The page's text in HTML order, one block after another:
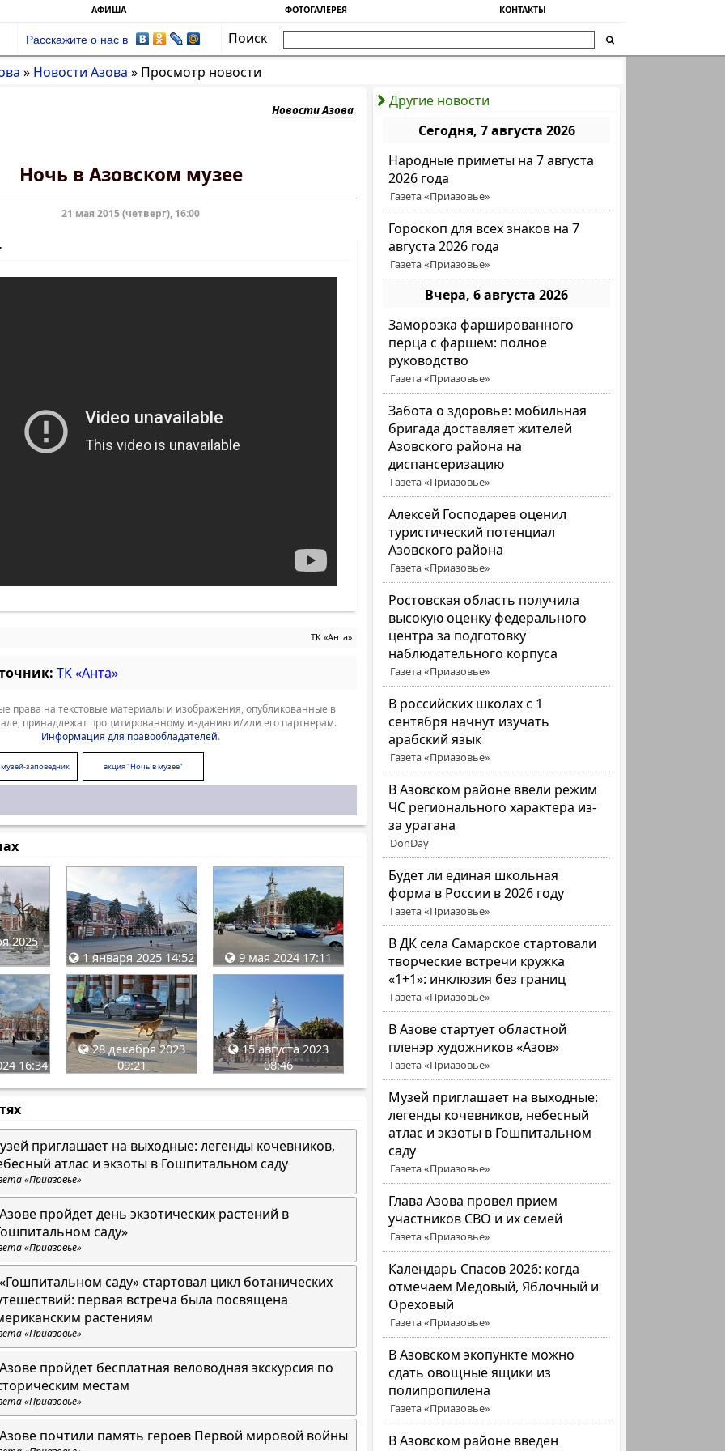
АФИША ФОТОГАЛЕРЕЯ КОНТАКТЫ
Расскажите о нас в
Поиск
» Новости Азова » Просмотр новости
Другие новости
Сегодня, 7 августа 2026
Народные приметы на 7 августа
2026 года
Газета «Приазовье»
Гороскоп для всех знаков на 7
августа 2026 года
Газета «Приазовье»
Вчера, 6 августа 2026
Заморозка фаршированного
перца с фаршем: полное
руководство
Газета «Приазовье»
Забота о здоровье: мобильная
бригада доставляет жителей
Азовского района на
диспансеризацию
Газета «Приазовье»
Алексей Господарев оценил
туристический потенциал
Азовского района
Газета «Приазовье»
Ростовская область получила
высокую оценку федерального
центра за подготовку
наблюдательного корпуса
Газета «Приазовье»
В российских школах с 1
сентября начнут изучать
арабский язык
Газета «Приазовье»
В Азовском районе ввели режим
ЧС регионального характера из-
за урагана
DonDay
Будет ли единая школьная
форма в России в 2026 году
Газета «Приазовье»
В ДК села Самарское стартовали
творческие встречи кружка
«1+1»: инклюзия без границ
Газета «Приазовье»
В Азове стартует областной
пленэр художников «Азов»
Газета «Приазовье»
Музей приглашает на выходные:
легенды кочевников, небесный
атлас и экзоты в Гошпитальном
саду
Газета «Приазовье»
Глава Азова провел прием
участников СВО и их семей
Газета «Приазовье»
Календарь Спасов 2026: когда
отмечаем Медовый, Яблочный и
Ореховый
Газета «Приазовье»
В Азовском экопункте можно
сдать овощные ящики из
полипропилена
Газета «Приазовье»
В Азовском районе введен
Новости Азова
Ночь в Азовском музее
21 мая 2015 (четверг), 16:00
ТК «Анта»
ТК «Анта»
права на текстовые материалы и изображения, опубликованные в
принадлежат процитированному изданию и/или его партнерам.
Информация для правообладателей.
заповедник акция "Ночь в музее"
2025
1 января 2025 14:52
9 мая 2024 17:11
16:34
28 декабря 2023
09:21
15 августа 2023
08:46
приглашает на выходные: легенды кочевников,
атлас и экзоты в Гошпитальном саду
«Приазовье»
пройдет день экзотических растений в
саду»
«Приазовье»
саду» стартовал цикл ботанических
первая встреча была посвящена
растениям
«Приазовье»
пройдет бесплатная веловодная экскурсия по
местам
«Приазовье»
почтили память героев Первой мировой войны